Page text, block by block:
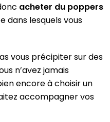
acheter du poppers
dans lesquels vous
vous précipiter sur des
n’avez jamais
encore à choisir un
accompagner vos